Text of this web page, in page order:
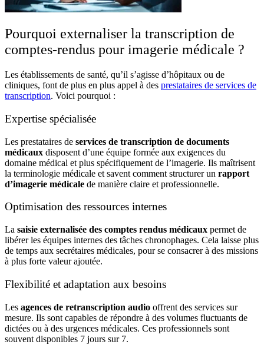
Pourquoi externaliser la transcription de
comptes-rendus pour imagerie médicale ?
Les établissements de santé, qu’il s’agisse d’hôpitaux ou de
cliniques, font de plus en plus appel à des prestataires de services de
transcription. Voici pourquoi :
Expertise spécialisée
Les prestataires de services de transcription de documents
médicaux disposent d’une équipe formée aux exigences du
domaine médical et plus spécifiquement de l’imagerie. Ils maîtrisent
la terminologie médicale et savent comment structurer un rapport
d’imagerie médicale de manière claire et professionnelle.
Optimisation des ressources internes
La saisie externalisée des comptes rendus médicaux permet de
libérer les équipes internes des tâches chronophages. Cela laisse plus
de temps aux secrétaires médicales, pour se consacrer à des missions
à plus forte valeur ajoutée.
Flexibilité et adaptation aux besoins
Les agences de retranscription audio offrent des services sur
mesure. Ils sont capables de répondre à des volumes fluctuants de
dictées ou à des urgences médicales. Ces professionnels sont
souvent disponibles 7 jours sur 7.